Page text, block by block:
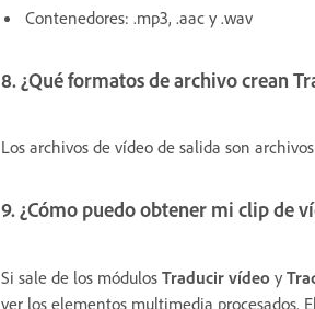
Contenedores: .mp3, .aac y .wav
8. ¿Qué formatos de archivo crean
Los archivos de vídeo de salida son
9. ¿Cómo puedo obtener mi clip de
Si sale de los módulos Traducir vídeo y
ver los elementos multimedia procesados.